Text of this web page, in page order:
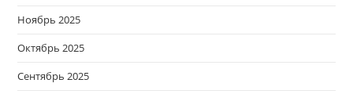
Ноябрь 2025
Октябрь 2025
Сентябрь 2025